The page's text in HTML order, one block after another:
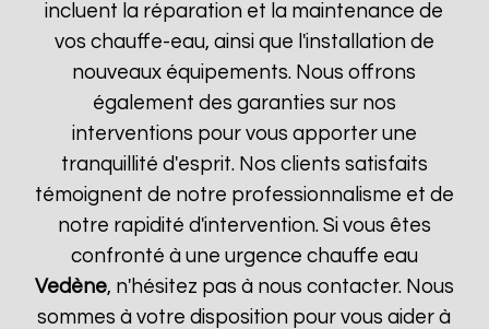
incluent la réparation et la maintenance de
vos chauffe-eau, ainsi que l'installation de
nouveaux équipements. Nous offrons
également des garanties sur nos
interventions pour vous apporter une
tranquillité d'esprit. Nos clients satisfaits
témoignent de notre professionnalisme et de
notre rapidité d'intervention. Si vous êtes
confronté à une urgence chauffe eau
Vedène, n'hésitez pas à nous contacter. Nous
sommes à votre disposition pour vous aider à